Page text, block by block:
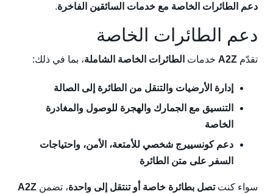
دعم الطائرات الخاصة مع خدمات السائقين الفاخرة.
دعم الطائرات الخاصة
تقدّم A2Z خدمات الطائرات الخاصة الشاملة، بما في ذلك:
إدارة الأرضيات والتنقل من الطائرة إلى الصالة
التنسيق مع الجمارك والهجرة للوصول والمغادرة
الخاصة
دعم كونسييرج شخصي للأمتعة، الأمن، واحتياجات
السفر على متن الطائرة
سواء كنتتصل بطائرة خاصة أو تنتقل إلى واحدة، تضمن A2Z